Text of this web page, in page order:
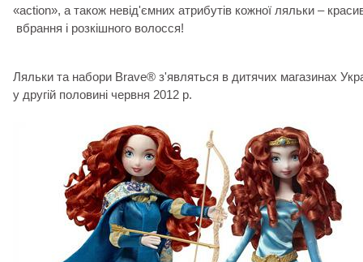
«action», а також невід'ємних атрибутів кожної ляльки –
вбрання і розкішного волосся!
Ляльки та набори Brave® з'являться в дитячих магазинах
у другій половині червня 2012 р.